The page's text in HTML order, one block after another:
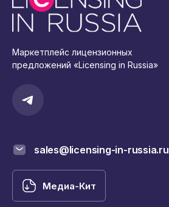
Маркетплейс лицензионных
предложений «Licensing in Russia»
sales@licensing-in-russia.ru
Медиа-Кит